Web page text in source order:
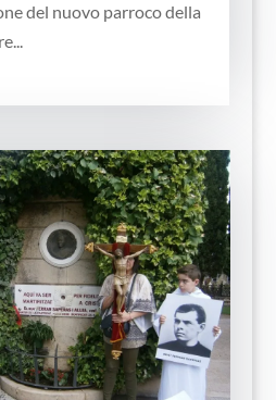
del nuovo parroco della